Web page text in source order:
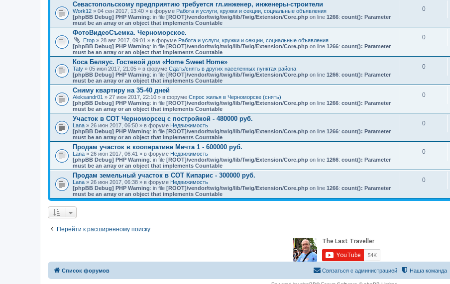
Севастопольскому предприятию требуется гл.инженер, инженеры-строители
Work12 » 04 сен 2017, 13:40 » в форуме Работа и услуги, кружки и секции, социальные объявления
[phpBB Debug] PHP Warning: in file [ROOT]/vendor/twig/twig/lib/Twig/Extension/Core.php on line 1266: count(): Parameter
must be an array or an object that implements Countable
0
ФотоВидеоСъемка. Черноморское.
Егор » 28 авг 2017, 09:01 » в форуме Работа и услуги, кружки и секции, социальные объявления
[phpBB Debug] PHP Warning: in file [ROOT]/vendor/twig/twig/lib/Twig/Extension/Core.php on line 1266: count(): Parameter
must be an array or an object that implements Countable
0
Коса Беляус. Гостевой дом «Home Sweet Home»
Taty » 05 июл 2017, 21:05 » в форуме Сдать/снять в других населенных пунктах района
[phpBB Debug] PHP Warning: in file [ROOT]/vendor/twig/twig/lib/Twig/Extension/Core.php on line 1266: count(): Parameter
must be an array or an object that implements Countable
0
Сниму квартиру на 35-40 дней
Aleksandr01 » 27 июн 2017, 22:10 » в форуме Спрос жилья в Черноморске (снять)
[phpBB Debug] PHP Warning: in file [ROOT]/vendor/twig/twig/lib/Twig/Extension/Core.php on line 1266: count(): Parameter
must be an array or an object that implements Countable
0
Участок в СОТ Черноморсец с постройкой - 480000 руб.
Lana » 26 июн 2017, 06:50 » в форуме Недвижимость
[phpBB Debug] PHP Warning: in file [ROOT]/vendor/twig/twig/lib/Twig/Extension/Core.php on line 1266: count(): Parameter
must be an array or an object that implements Countable
0
Продам участок в кооперативе Мечта 1 - 600000 руб.
Lana » 26 июн 2017, 06:41 » в форуме Недвижимость
[phpBB Debug] PHP Warning: in file [ROOT]/vendor/twig/twig/lib/Twig/Extension/Core.php on line 1266: count(): Parameter
must be an array or an object that implements Countable
0
Продам земельный участок в СОТ Кипарис - 300000 руб.
Lana » 26 июн 2017, 06:38 » в форуме Недвижимость
[phpBB Debug] PHP Warning: in file [ROOT]/vendor/twig/twig/lib/Twig/Extension/Core.php on line 1266: count(): Parameter
must be an array or an object that implements Countable
0
Перейти к расширенному поиску
Список форумов Наша команда
Связаться с администрацией